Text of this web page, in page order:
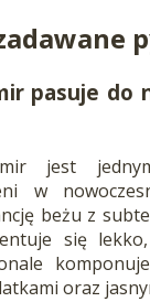
pasuje do
jest
w
beżu z
się
oraz